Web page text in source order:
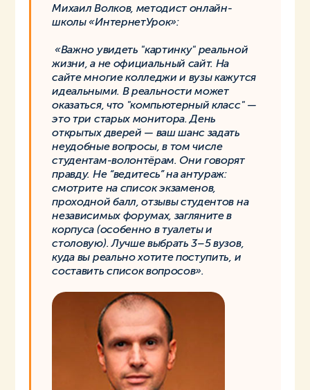
Михаил Волков, методист онлайн-
школы «ИнтернетУрок»:
«Важно увидеть "картинку" реальной
жизни, а не официальный сайт. На
сайте многие колледжи и вузы кажутся
идеальными. В реальности может
оказаться, что "компьютерный класс" —
это три старых монитора. День
открытых дверей — ваш шанс задать
неудобные вопросы, в том числе
студентам-волонтёрам. Они говорят
правду. Не “ведитесь” на антураж:
смотрите на список экзаменов,
проходной балл, отзывы студентов на
независимых форумах, загляните в
корпуса (особенно в туалеты и
столовую). Лучше выбрать 3–5 вузов,
куда вы реально хотите поступить, и
составить список вопросов».